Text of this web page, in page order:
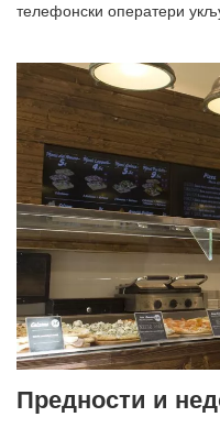
телефонски оператери
Предности и